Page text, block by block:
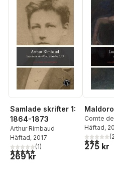
Samlade skrifter 1:
1864-1873
Arthur Rimbaud
Häftad, 2017
5,0utav 5 stjärnor. Totalt antal röster:
(1)
269 kr
Comte
Häftad,
3,0utav 5(2
275 kr